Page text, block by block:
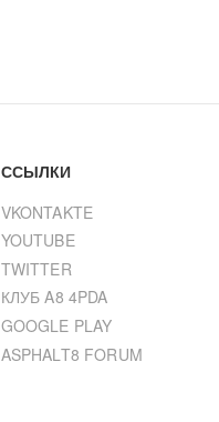
ССЫЛКИ
VKONTAKTE
YOUTUBE
TWITTER
КЛУБ A8 4PDA
GOOGLE PLAY
ASPHALT8 FORUM